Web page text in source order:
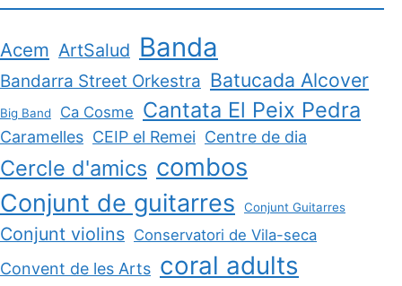
Acem ArtSalud Banda
Bandarra Street Orkestra Batucada Alcover
Big Band Ca Cosme Cantata El Peix Pedra
Caramelles CEIP el Remei Centre de dia
Cercle d'amics combos
Conjunt de guitarres Conjunt Guitarres
Conjunt violins Conservatori de Vila-seca
Convent de les Arts coral adults